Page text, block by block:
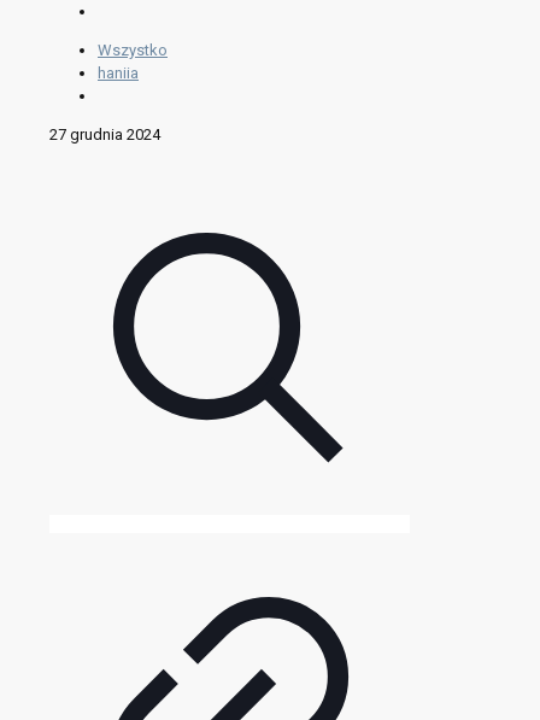
Wszystko
haniia
27 grudnia 2024